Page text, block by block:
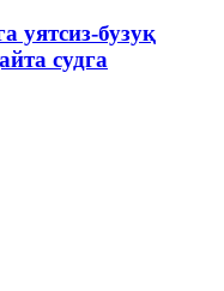
уятсиз-бузуқ
судга